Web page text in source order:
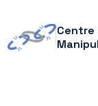
Centre